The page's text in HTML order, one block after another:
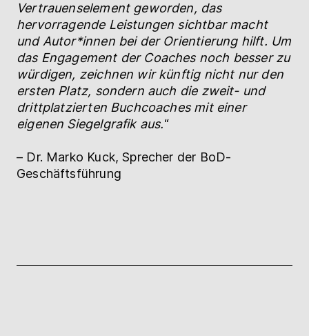
Vertrauenselement geworden, das
hervorragende Leistungen sichtbar macht
und Autor*innen bei der Orientierung hilft. Um
das Engagement der Coaches noch besser zu
würdigen, zeichnen wir künftig nicht nur den
ersten Platz, sondern auch die zweit- und
drittplatzierten Buchcoaches mit einer
eigenen Siegelgrafik aus.“
– Dr. Marko Kuck, Sprecher der BoD-
Geschäftsführung